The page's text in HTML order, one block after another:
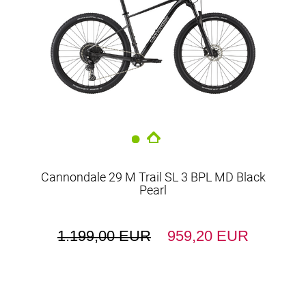
Cannondale 29 M Trail SL 3 BPL MD Black
Pearl
1.199,00 EUR 959,20 EUR